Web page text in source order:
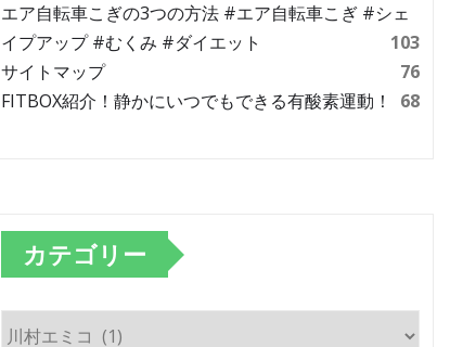
エア自転車こぎの3つの方法 #エア自転車こぎ #シェ
イプアップ #むくみ #ダイエット
103
サイトマップ
76
FITBOX紹介！静かにいつでもできる有酸素運動！
68
カテゴリー
カ